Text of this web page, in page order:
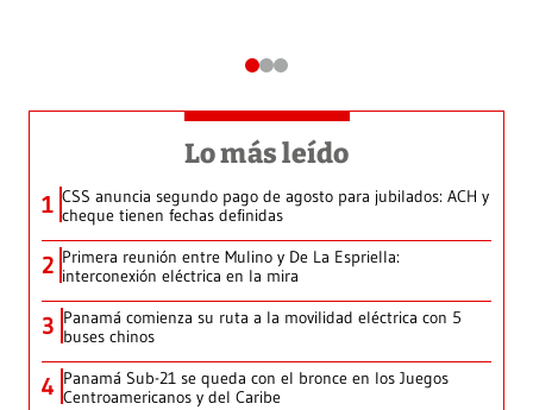
Lo más leído
1 CSS anuncia segundo pago de agosto para jubilados: ACH y
cheque tienen fechas definidas
2 Primera reunión entre Mulino y De La Espriella:
interconexión eléctrica en la mira
3 Panamá comienza su ruta a la movilidad eléctrica con 5
buses chinos
4 Panamá Sub-21 se queda con el bronce en los Juegos
Centroamericanos y del Caribe